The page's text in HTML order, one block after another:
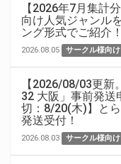
【2026年7月集計
向け人気ジャンル
ング形式でご紹介！
2026.08.05 サークル様向け
【2026/08/03更新
32 大阪」事前発送
切：8/20(木)】と
発送受付！
2026.08.03 サークル様向け